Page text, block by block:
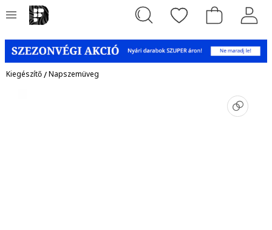
Kiegészítő/Napszemüveg